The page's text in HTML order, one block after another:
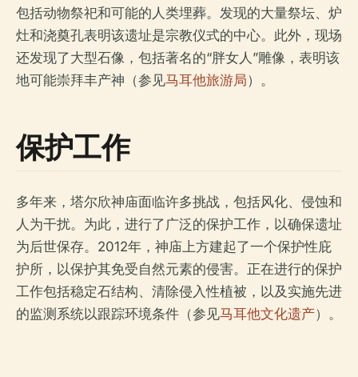
包括动物祭祀和可能的人类埋葬。发现的大量祭坛、炉
灶和浇奠孔表明该遗址是宗教仪式的中心。此外，现场
还发现了大型石像，包括著名的“胖女人”雕像，表明该
地可能崇拜丰产神（参见马耳他旅游局）。
保护工作
多年来，塔尔欣神庙面临许多挑战，包括风化、侵蚀和
人为干扰。为此，进行了广泛的保护工作，以确保遗址
为后世保存。2012年，神庙上方建起了一个保护性庇
护所，以保护其免受自然元素的侵害。正在进行的保护
工作包括稳定石结构、清除侵入性植被，以及实施先进
的监测系统以跟踪环境条件（参见马耳他文化遗产）。